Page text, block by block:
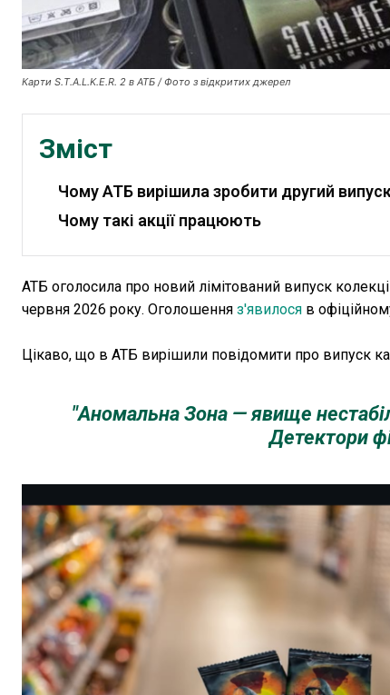
Карти S.T.A.L.K.E.R. 2 в АТБ / Фото з відкритих джерел
Зміст
Чому АТБ вирішила зробити другий
Чому такі акції працюють
АТБ оголосила про новий лімітований випуск
червня 2026 року. Оголошення з'явилося в
Цікаво, що в АТБ вирішили повідомити про випуск
"Аномальна Зона — явище
Детектори